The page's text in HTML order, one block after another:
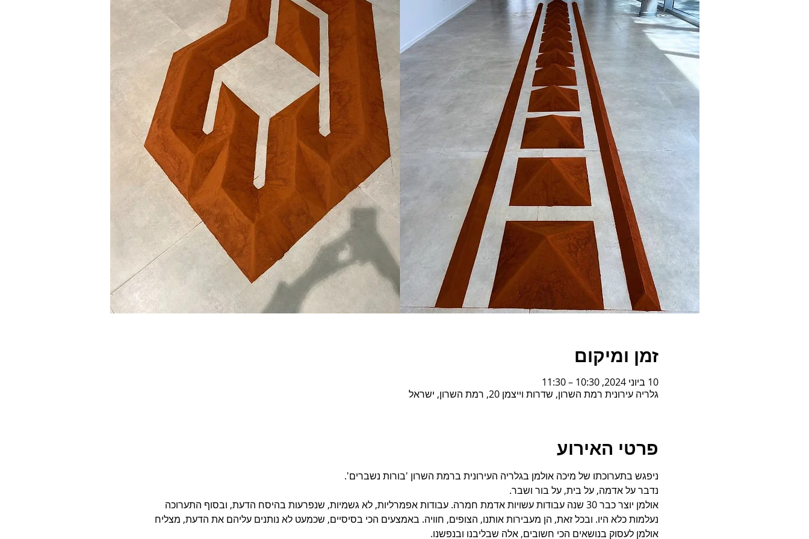
זמן ומיקום
10 ביוני 2024, 10:30 – 11:30
גלריה עירונית רמת השרון, שדרות וייצמן 20, רמת השרון, ישראל
פרטי האירוע
ניפגש בתערוכתו של מיכה אולמן בגלריה העירונית ברמת השרון 'בורות נשברים'.
נדבר על אדמה, על בית, על בור ושבר.
אולמן יוצר כבר 30 שנה עבודות עשויות אדמת חמרה. עבודות אפמרליות, לא גשמיות, שנפרעות בהיסח הדעת, ובסוף התערוכה
נעלמות כלא היו. ובכל זאת, הן מעבירות אותנו, הצופים, חוויה. באמצעים הכי בסיסיים, שכמעט לא נותנים עליהם את הדעת, מצליח
אולמן לעסוק בנושאים הכי חשובים, אלה שבליבנו ובנפשנו.